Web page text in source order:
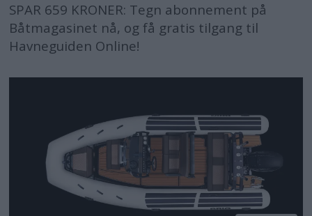
SPAR 659 KRONER: Tegn abonnement på
Båtmagasinet nå, og få gratis tilgang til
Havneguiden Online!